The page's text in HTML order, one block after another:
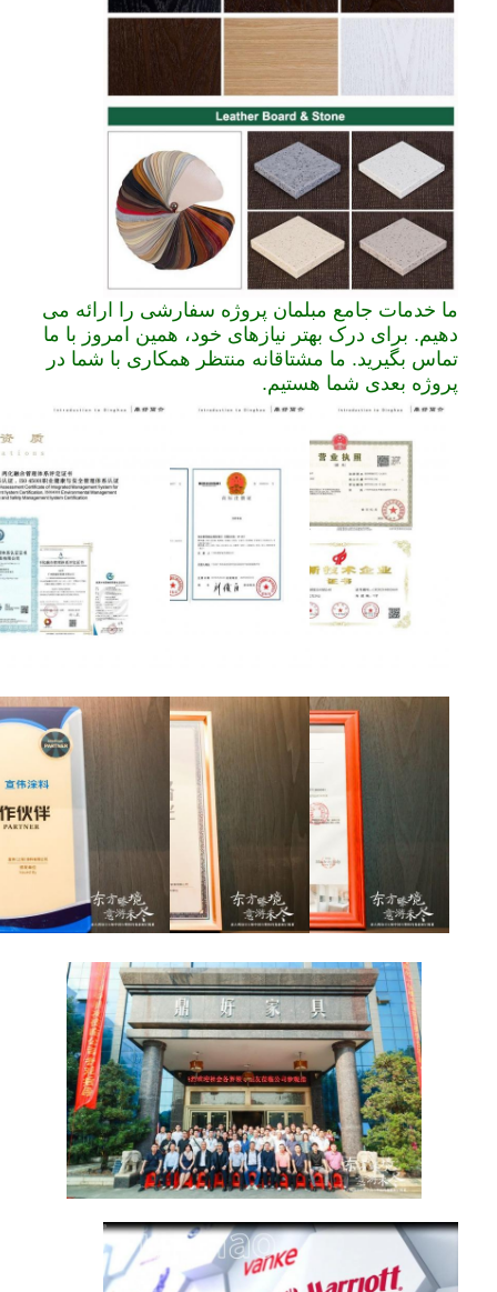
ما خدمات جامع مبلمان پروژه سفارشی را ارائه می
دهیم. برای درک بهتر نیازهای خود، همین امروز با ما
تماس بگیرید. ما مشتاقانه منتظر همکاری با شما در
پروژه بعدی شما هستیم.